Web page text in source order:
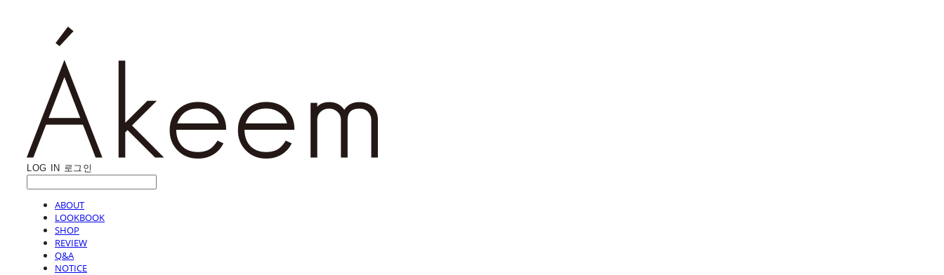
LOG IN 로그인
ABOUT
LOOKBOOK
SHOP
REVIEW
Q&A
NOTICE